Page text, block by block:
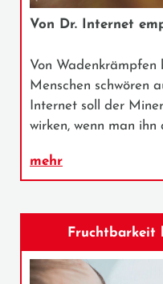
Von Dr. Internet
Von Wadenkrämpfen
Menschen schwören
Internet soll der
wirken, wenn man
mehr
Fruchtbarkeit